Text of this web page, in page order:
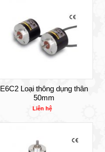
E6C2 Loại thông dụng thân
50mm
Liên hệ